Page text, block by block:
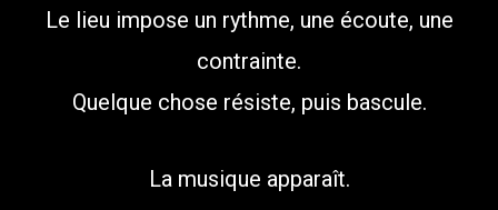
Le lieu impose un rythme, une écoute, une
contrainte.
Quelque chose résiste, puis bascule.
La musique apparaît.